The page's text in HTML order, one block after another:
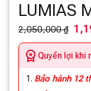
LUMIAS
2,050,000 ₫
Quyền lợi khi
Bảo hành 12